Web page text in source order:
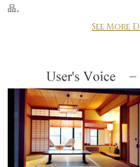
品。
See More